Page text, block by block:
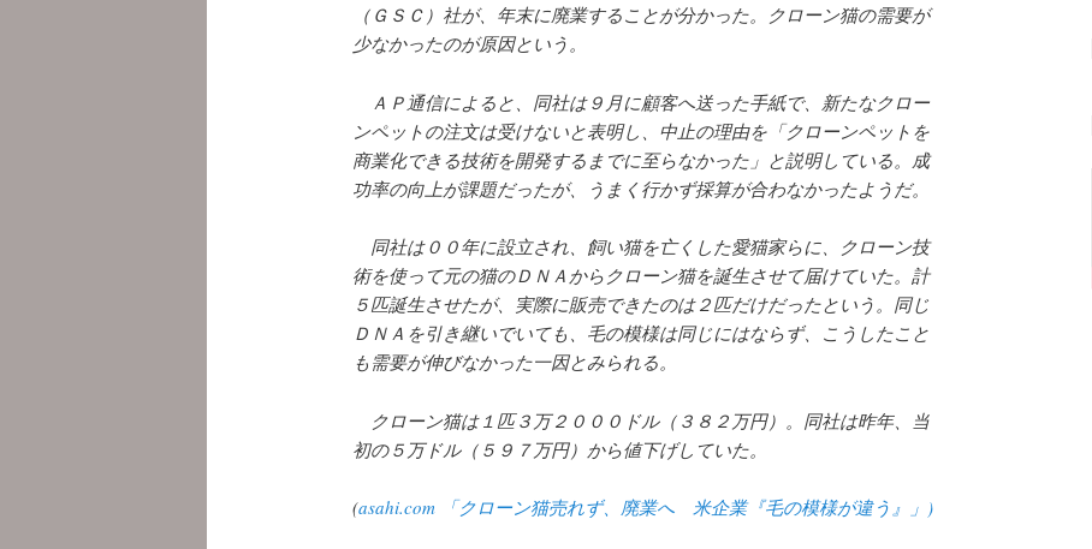
（ＧＳＣ）社が、年末に廃業することが分かった。クローン猫の需要が
少なかったのが原因という。
ＡＰ通信によると、同社は９月に顧客へ送った手紙で、新たなクロー
ンペットの注文は受けないと表明し、中止の理由を「クローンペットを
商業化できる技術を開発するまでに至らなかった」と説明している。成
功率の向上が課題だったが、うまく行かず採算が合わなかったようだ。
同社は００年に設立され、飼い猫を亡くした愛猫家らに、クローン技
術を使って元の猫のＤＮＡからクローン猫を誕生させて届けていた。計
５匹誕生させたが、実際に販売できたのは２匹だけだったという。同じ
ＤＮＡを引き継いでいても、毛の模様は同じにはならず、こうしたこと
も需要が伸びなかった一因とみられる。
クローン猫は１匹３万２０００ドル（３８２万円）。同社は昨年、当
初の５万ドル（５９７万円）から値下げしていた。
(asahi.com 「クローン猫売れず、廃業へ 米企業『毛の模様が違う』」)